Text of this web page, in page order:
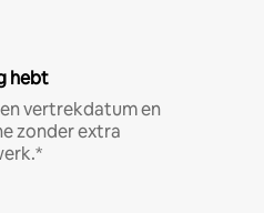
hebt
vertrekdatum en
zonder extra